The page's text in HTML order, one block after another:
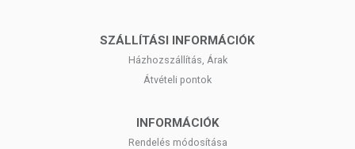
SZÁLLÍTÁSI INFORMÁCIÓK
Házhozszállítás, Árak
Átvételi pontok
INFORMÁCIÓK
Rendelés módosítása